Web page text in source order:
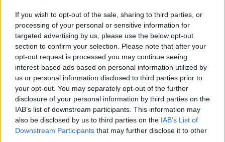
If you wish to opt-out of the sale, sharing to third parties, or
processing of your personal or sensitive information for
targeted advertising by us, please use the below opt-out
section to confirm your selection. Please note that after your
opt-out request is processed you may continue seeing
interest-based ads based on personal information utilized by
us or personal information disclosed to third parties prior to
your opt-out. You may separately opt-out of the further
disclosure of your personal information by third parties on the
IAB’s list of downstream participants. This information may
also be disclosed by us to third parties on the IAB’s List of
Downstream Participants that may further disclose it to other
magyar gazdaságot érintő legfontosabb kérdésekről
részletesen szó lesz klubeseményünkön.Információ és
jelentkezés „Az immár hagyományos miniszterelnöki
kormányinfót a kellő időben meg fogjuk hirdetni a
szerkesztőségek számára” – válaszolta Havasi Bertalan, a
kormányfő sajtófőnöke a portál kérdésére...
KEDVES OLVASÓNK!
A keresett cikk a portfolio.hu hírarchívumához